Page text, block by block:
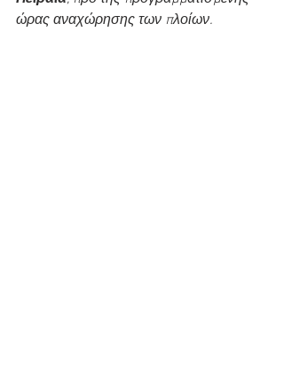
ώρας αναχώρησης των πλοίων.